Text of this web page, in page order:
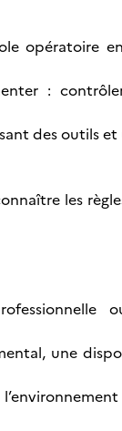
opératoire
:
des outils
les
une